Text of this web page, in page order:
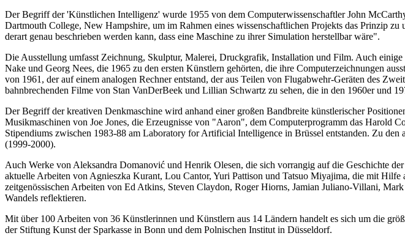
Der Begriff der 'Künstlichen Intelligenz' wurde 1955 von dem Computerwissenschaftler John
Dartmouth College, New Hampshire, um im Rahmen eines wissenschaftlichen Projekts das Prinzip
derart genau beschrieben werden kann, dass eine Maschine zu ihrer Simulation herstellbar wäre".
Die Ausstellung umfasst Zeichnung, Skulptur, Malerei, Druckgrafik, Installation und Film. Auch
Nake und Georg Nees, die 1965 zu den ersten Künstlern gehörten, die ihre Computerzeichnungen
von 1961, der auf einem analogen Rechner entstand, der aus Teilen von Flugabwehr-Geräten des
bahnbrechenden Filme von Stan VanDerBeek und Lillian Schwartz zu sehen, die in den 1960er und
Der Begriff der kreativen Denkmaschine wird anhand einer großen Bandbreite künstlerischer
Musikmaschinen von Joe Jones, die Erzeugnisse von "Aaron", dem Computerprogramm das Harold
Stipendiums zwischen 1983-88 am Laboratory for Artificial Intelligence in Brüssel entstanden. Zu
(1999-2000).
Auch Werke von Aleksandra Domanović und Henrik Olesen, die sich vorrangig auf die Geschichte
aktuelle Arbeiten von Agnieszka Kurant, Lou Cantor, Yuri Pattison und Tatsuo Miyajima, die mit Hilfe
zeitgenössischen Arbeiten von Ed Atkins, Steven Claydon, Roger Hiorns, Jamian Juliano-Villani,
Wandels reflektieren.
Mit über 100 Arbeiten von 36 Künstlerinnen und Künstlern aus 14 Ländern handelt es sich um die
der Stiftung Kunst der Sparkasse in Bonn und dem Polnischen Institut in Düsseldorf.